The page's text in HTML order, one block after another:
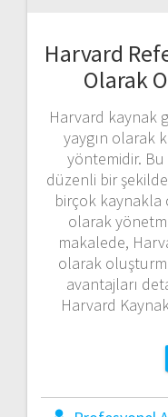
Harvard
Olarak
Harvard kaynak
yaygın olarak
yöntemidir.
düzenli bir
birçok kaynakla
olarak
makalede,
olarak
avantajları
Harvard